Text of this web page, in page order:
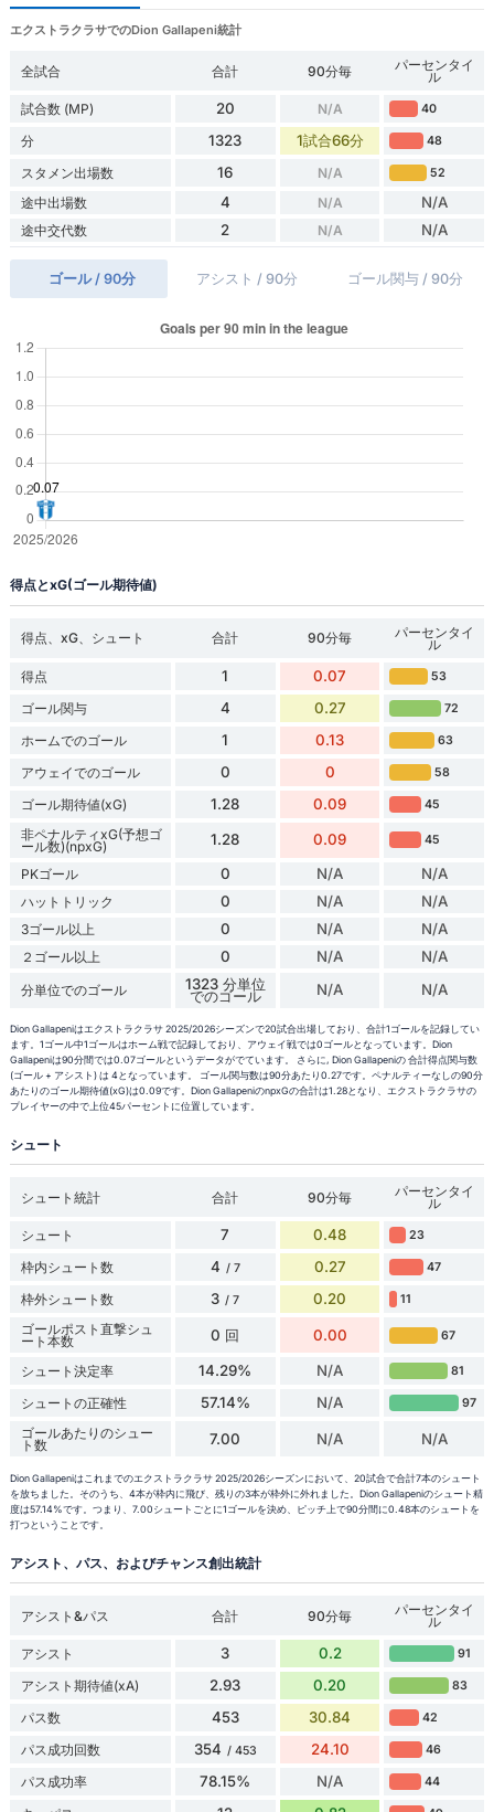
エクストラクラサでのDion Gallapeni統計
全試合 合計 90分毎 パーセンタイ
ル
試合数 (MP)
20 N/A 40
分 1323 1試合66分 48
スタメン出場数 16 N/A 52
途中出場数 4 N/A N/A
途中交代数 2 N/A N/A
ゴール / 90分 アシスト / 90分 ゴール関与 / 90分
得点とxG(ゴール期待値)
得点、xG、シュート 合計 90分毎 パーセンタイ
ル
得点
1 0.07 53
ゴール関与 4 0.27 72
ホームでのゴール 1 0.13 63
アウェイでのゴール 0 0 58
ゴール期待値(xG) 1.28 0.09 45
非ペナルティxG(予想ゴ
ール数)(npxG) 1.28 0.09 45
PKゴール 0 N/A N/A
ハットトリック 0 N/A N/A
3ゴール以上 0 N/A N/A
２ゴール以上 0 N/A N/A
分単位でのゴール 1323 分単位
でのゴール N/A N/A
Dion Gallapeniはエクストラクラサ 2025/2026シーズンで20試合出場しており、合計1ゴールを記録してい
ます。1ゴール中1ゴールはホーム戦で記録しており、アウェイ戦では0ゴールとなっています。Dion
Gallapeniは90分間では0.07ゴールというデータがでています。 さらに, Dion Gallapeniの 合計得点関与数
(ゴール + アシスト) は 4となっています。 ゴール関与数は90分あたり0.27です。ペナルティーなしの90分
あたりのゴール期待値(xG)は0.09です。Dion GallapeniのnpxGの合計は1.28となり、エクストラクラサの
プレイヤーの中で上位45パーセントに位置しています。
シュート
シュート統計 合計 90分毎 パーセンタイ
ル
シュート
7 0.48 23
枠内シュート数 4 / 7 0.27 47
枠外シュート数 3 / 7 0.20 11
ゴールポスト直撃シュ
ート本数 0 回 0.00 67
シュート決定率 14.29% N/A 81
シュートの正確性 57.14% N/A 97
ゴールあたりのシュー
ト数 7.00 N/A N/A
Dion Gallapeniはこれまでのエクストラクラサ 2025/2026シーズンにおいて、20試合で合計7本のシュート
を放ちました。そのうち、4本が枠内に飛び、残りの3本が枠外に外れました。Dion Gallapeniのシュート精
度は57.14%です。つまり、7.00シュートごとに1ゴールを決め、ピッチ上で90分間に0.48本のシュートを
打つということです。
アシスト、パス、およびチャンス創出統計
アシスト&パス 合計 90分毎 パーセンタイ
ル
アシスト
3 0.2 91
アシスト期待値(xA) 2.93 0.20 83
パス数 453 30.84 42
パス成功回数 354 / 453 24.10 46
パス成功率 78.15% N/A 44